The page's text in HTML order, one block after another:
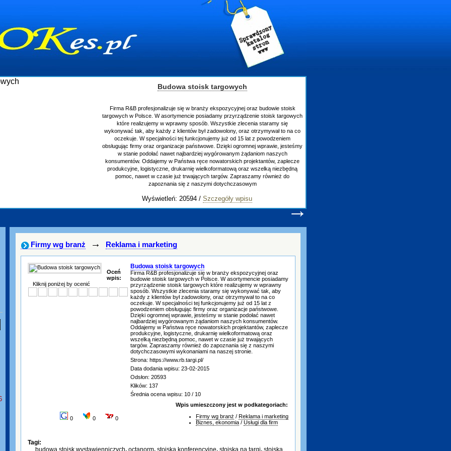
Budowa stoisk targowych
Firma R&B profesjonalizuje się w branży ekspozycyjnej oraz budowie stoisk
targowych w Polsce. W asortymencie posiadamy przyrządzenie stoisk targowych
które realizujemy w wprawny sposób. Wszystkie zlecenia staramy się
wykonywać tak, aby każdy z klientów był zadowolony, oraz otrzymywał to na co
oczekuje. W specjalności tej funkcjonujemy już od 15 lat z powodzeniem
obsługując firmy oraz organizacje państwowe. Dzięki ogromnej wprawie, jesteśmy
w stanie podołać nawet najbardziej wygórowanym żądaniom naszych
konsumentów. Oddajemy w Państwa ręce nowatorskich projektantów, zaplecze
produkcyjne, logistyczne, drukarnię wielkoformatową oraz wszelką niezbędną
pomoc, nawet w czasie już trwających targów. Zapraszamy również do
zapoznania się z naszymi dotychczasowym
Wyświetleń: 20594 / Szczegóły wpisu
→
Firmy wg branż → Reklama i marketing
Oceń
wpis:
Kliknij poniżej by ocenić
Budowa stoisk targowych
Firma R&B profesjonalizuje się w branży ekspozycyjnej oraz
budowie stoisk targowych w Polsce. W asortymencie posiadamy
przyrządzenie stoisk targowych które realizujemy w wprawny
sposób. Wszystkie zlecenia staramy się wykonywać tak, aby
każdy z klientów był zadowolony, oraz otrzymywał to na co
oczekuje. W specjalności tej funkcjonujemy już od 15 lat z
powodzeniem obsługując firmy oraz organizacje państwowe.
Dzięki ogromnej wprawie, jesteśmy w stanie podołać nawet
najbardziej wygórowanym żądaniom naszych konsumentów.
Oddajemy w Państwa ręce nowatorskich projektantów, zaplecze
produkcyjne, logistyczne, drukarnię wielkoformatową oraz
wszelką niezbędną pomoc, nawet w czasie już trwających
targów. Zapraszamy również do zapoznania się z naszymi
dotychczasowymi wykonaniami na naszej stronie.
Strona: https://www.rb.targi.pl/
Data dodania wpisu: 23-02-2015
Odsłon: 20593
Klików: 137
Średnia ocena wpisu: 10 / 10
0 0 0
Wpis umieszczony jest w podkategoriach:
Firmy wg branż / Reklama i marketing
Biznes, ekonomia / Usługi dla firm
Tagi:
budowa stoisk wystawienniczych, octanorm, stoiska konferencyjne, stoiska na targi, stoiska